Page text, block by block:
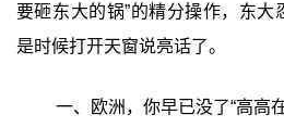
要砸东大的锅”的精分操作，东大
是时候打开天窗说亮话了。
一、欧洲，你早已没了“高高